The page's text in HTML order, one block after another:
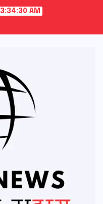
3:34:31 AM